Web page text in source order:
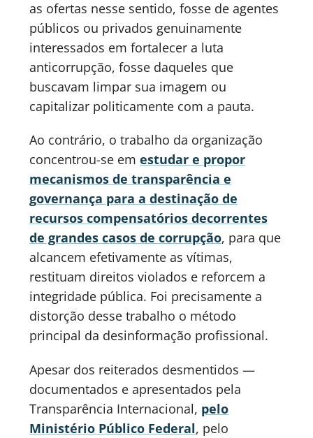
as ofertas nesse sentido, fosse de agentes
públicos ou privados genuinamente
interessados em fortalecer a luta
anticorrupção, fosse daqueles que
buscavam limpar sua imagem ou
capitalizar politicamente com a pauta.
Ao contrário, o trabalho da organização
concentrou-se em estudar e propor
mecanismos de transparência e
governança para a destinação de
recursos compensatórios decorrentes
de grandes casos de corrupção, para que
alcancem efetivamente as vítimas,
restituam direitos violados e reforcem a
integridade pública. Foi precisamente a
distorção desse trabalho o método
principal da desinformação profissional.
Apesar dos reiterados desmentidos —
documentados e apresentados pela
Transparência Internacional, pelo
Ministério Público Federal, pelo